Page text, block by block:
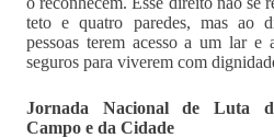
teto e quatro paredes, mas ao
pessoas terem acesso a um lar e
seguros para viverem com
Jornada Nacional de Luta
Campo e da Cidade